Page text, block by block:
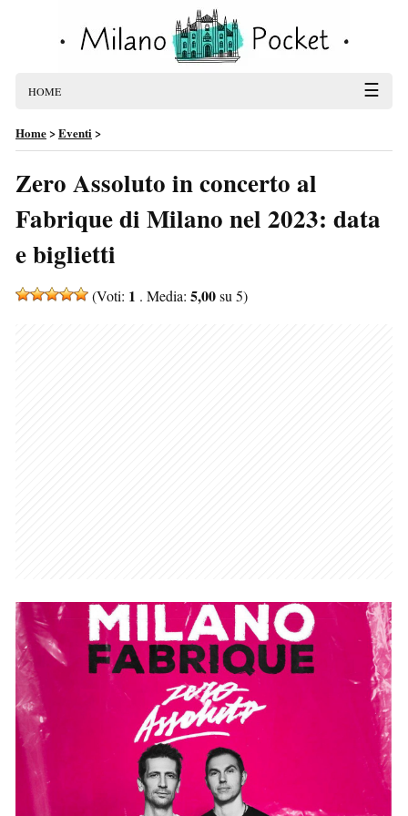
HOME ☰
Home>Eventi>
Zero Assoluto in concerto al
Fabrique di Milano nel 2023: data
e biglietti
(Voti: 1 . Media: 5,00su 5)